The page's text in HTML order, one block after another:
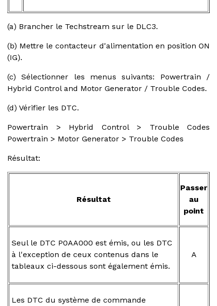
(a) Brancher le Techstream sur le DLC3.
(b) Mettre le contacteur d'alimentation en position ON
(IG).
(c) Sélectionner les menus suivants: Powertrain /
Hybrid Control and Motor Generator / Trouble Codes.
(d) Vérifier les DTC.
Powertrain > Hybrid Control > Trouble Codes
Powertrain > Motor Generator > Trouble Codes
Résultat:
Résultat
Passer
au
point
Seul le DTC P0AA000 est émis, ou les DTC
à l'exception de ceux contenus dans le
tableaux ci-dessous sont également émis.
A
Les DTC du système de commande